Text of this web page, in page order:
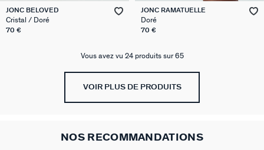
JONC BELOVED
Cristal / Doré
70 €
JONC RAMATUELLE
Doré
70 €
Vous avez vu 24 produits sur 65
VOIR PLUS DE PRODUITS
NOS RECOMMANDATIONS